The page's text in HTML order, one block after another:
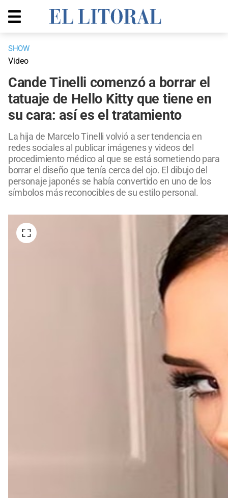
SHOW
Video
Cande Tinelli comenzó a borrar el
tatuaje de Hello Kitty que tiene en
su cara: así es el tratamiento
La hija de Marcelo Tinelli volvió a ser tendencia en
redes sociales al publicar imágenes y videos del
procedimiento médico al que se está sometiendo para
borrar el diseño que tenía cerca del ojo. El dibujo del
personaje japonés se había convertido en uno de los
símbolos más reconocibles de su estilo personal.